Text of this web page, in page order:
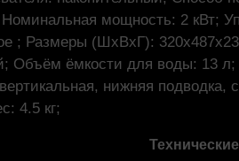
мощность: 2 кВт;
; Размеры (ШхВхГ):
Объём ёмкости для воды: 13
нижняя подводка,
4.5 кг;